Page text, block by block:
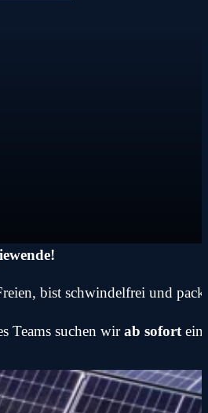
bist schwindelfrei und
Teams suchen wirab sofort